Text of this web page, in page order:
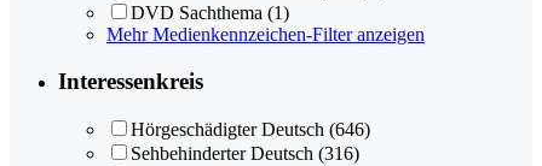
DVD Sachthema (1)
Mehr Medienkennzeichen-Filter anzeigen
Interessenkreis
Hörgeschädigter Deutsch (646)
Sehbehinderter Deutsch (316)